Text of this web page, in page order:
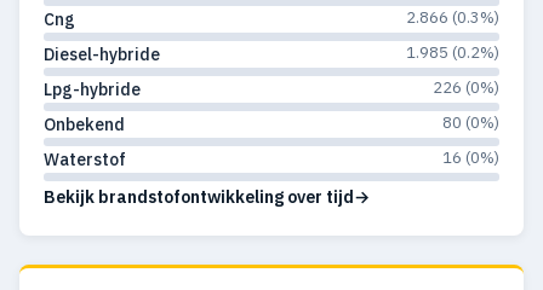
Cng 2.866 (0.3%)
Diesel-hybride 1.985 (0.2%)
Lpg-hybride 226 (0%)
Onbekend 80 (0%)
Waterstof 16 (0%)
Bekijk brandstofontwikkeling over tijd